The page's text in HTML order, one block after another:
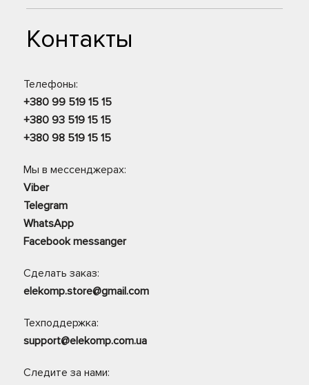
Контакты
Телефоны:
+380 99 519 15 15
+380 93 519 15 15
+380 98 519 15 15
Мы в мессенджерах:
Viber
Telegram
WhatsApp
Facebook messanger
Сделать заказ:
elekomp.store@gmail.com
Техподдержка:
support@elekomp.com.ua
Следите за нами: